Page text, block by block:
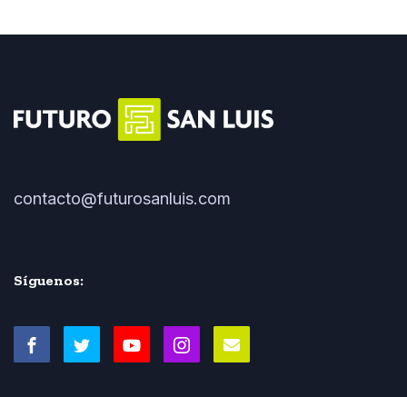
contacto@futurosanluis.com
Síguenos: